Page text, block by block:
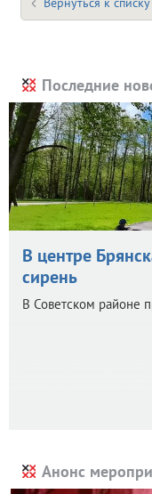
Последние
В центре
сирень
В Советском районе
Анонс